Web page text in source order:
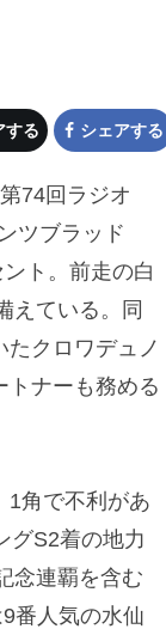
する シェアする
74回ラジオ
ツブラッド
ト。前走の白
えている。同
たクロワデュノ
トナーも務める
角で不利があ
グS2着の地力
念連覇を含む
番人気の水仙